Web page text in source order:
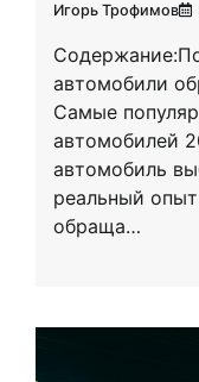
Игорь Трофимов
автомобили
Самые
автомобилей
автомобиль
реальный
обраща…